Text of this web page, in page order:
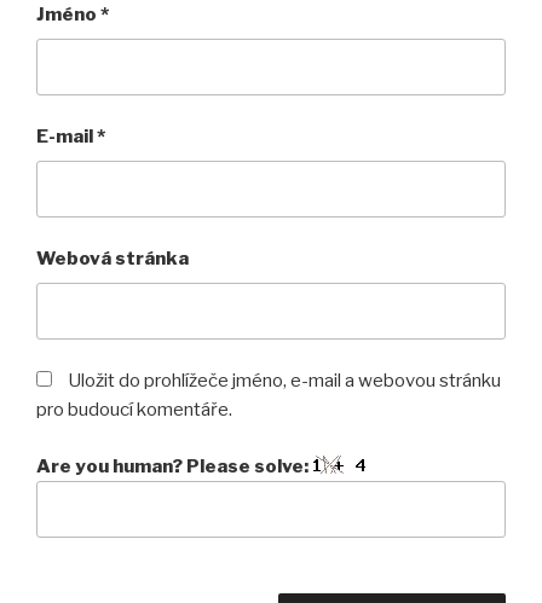
Jméno *
E-mail*
Webová stránka
Uložit do prohlížeče jméno, e-mail a webovou stránku
pro budoucí komentáře.
Are you human? Please solve: